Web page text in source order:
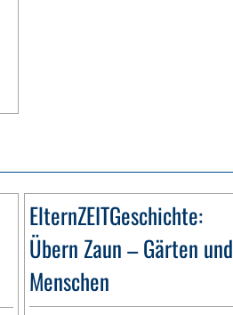
ElternZEITGeschichte:
Übern Zaun – Gärten und
Menschen